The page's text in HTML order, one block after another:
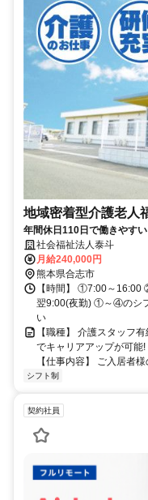
地域密着型介護老人
年間休日110日で働きやす
見学・会社説明会実施中!♪
社会福祉法人泰斗
月給240,000円
熊本県合志市
【時間】 ①7:00～
翌9:00(夜勤) ①～④のシ
い
【職種】 介護スタッフ
でキャリアアップが可
【仕事内容】 ご入居者
シフト制
契約社員